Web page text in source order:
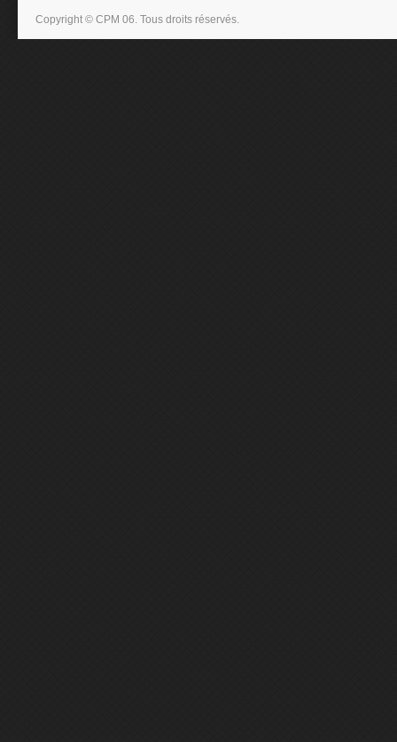
Copyright © CPM 06. Tous droits réservés.